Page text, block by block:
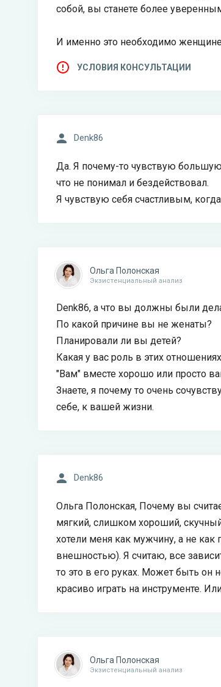
собой, вы станете более
И именно это необходимо
УСЛОВИЯ КОНСУЛЬТАЦИИ
Denk86
Да. Я почему-то чувствую большую
что не понимал и бездействовал.
Я чувствую себя счастливым,
Ольга Полонская
Экзистенциальный анализ
Denk86, а что вы должны были
По какой причине вы не женаты?
Планировали ли вы детей?
Какая у вас роль в этих
"Вам" вместе хорошо или просто
Знаете, я почему то очень
себе, к вашей жизни.
Denk86
Ольга Полонская, Почему вы
мягкий, слишком хороший,
хотели меня как мужчину, а не как
внешностью). Я считаю, все
то это в его руках. Может быть он
красиво играть на инструменте.
Ольга Полонская
Экзистенциальный анализ